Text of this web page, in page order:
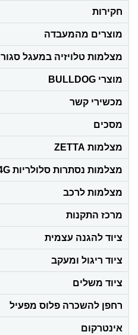
חקירות
מוצרים מהמעבדה
מצלמות טלויזיה במעגל סגור
מוצרי BULLDOG
מכשירי קשר
מסכים
מצלמות ZETTA
מצלמות נסתרות סלולריות 3G/4G
מצלמות לרכב
מרכז התקנות
ציוד להגנה עצמית
ציוד ריגול ומעקב
ציוד משלים
רחפן להשכרה פלוס מפעיל
אינטרקום